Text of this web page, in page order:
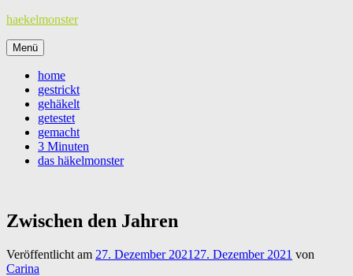
Zum
springen
haekelmonster
Menü
home
gestrickt
gehäkelt
getestet
gemacht
3 Minuten
das häkelmonster
Zwischen den Jahren
Veröffentlicht am 27. Dezember 2021 27. Dezember 2021 von
Carina